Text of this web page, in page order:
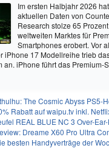
Im ersten Halbjahr 2026
aktuellen Daten von
Research stolze 65
weltweiten Marktes für
Smartphones erobert. Vor
iPhone 17 Modellreihe trieb
an. iPhone führt das Premium-
The Cosmic Abyss PS5-Horror-
Rabatt auf waipu.tv inkl. Netflix – bereits ab
REAL BLUE NC 3 Over-Ear-Kopfhörer
Dreame X60 Pro Ultra Complete im Test: 42.000 Pa, 100 °C Moppwäsche &
besten Handyverträge der Woche – Smartphone-Tarife